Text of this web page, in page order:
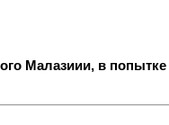
Малазиии, в попытке